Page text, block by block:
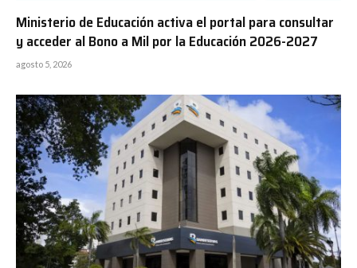
Ministerio de Educación activa el portal para consultar
y acceder al Bono a Mil por la Educación 2026-2027
agosto 5, 2026